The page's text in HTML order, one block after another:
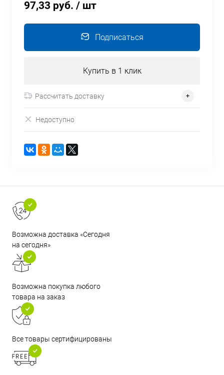
97,33 руб. / шт
Подписаться
Купить в 1 клик
Рассчитать доставку
Недоступно
Возможна доставка «Сегодня
на сегодня»
Возможна покупка любого
товара на заказ
Все товары сертифицированы